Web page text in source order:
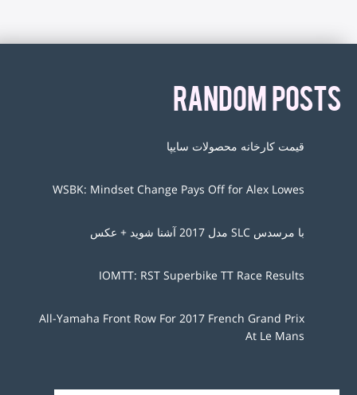
RANDOM POSTS
قیمت کارخانه محصولات سایپا
WSBK: Mindset Change Pays Off for Alex Lowes
با مرسدس SLC مدل 2017 آشنا شوید + عکس
IOMTT: RST Superbike TT Race Results
All-Yamaha Front Row For 2017 French Grand Prix
At Le Mans